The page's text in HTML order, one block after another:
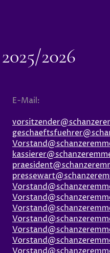
2026
E-Mail: